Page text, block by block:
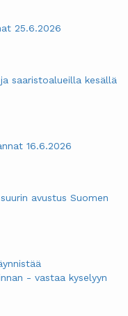
25.6.2026
saaristoalueilla kesällä
16.6.2026
avustus Suomen
- vastaa kyselyyn